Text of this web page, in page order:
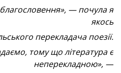
— почула я
якось
перекладача поезії.
тому що література є
неперекладною», —